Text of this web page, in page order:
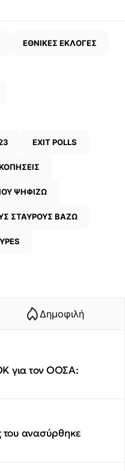
ΕΘΝΙΚΕΣ ΕΚΛΟΓΕΣ
EXIT POLLS
ΨΗΦΙΖΩ
ΣΤΑΥΡΟΥΣ ΒΑΖΩ
YPES
Δημοφιλή
για τον ΟΟΣΑ:
του ανασύρθηκε